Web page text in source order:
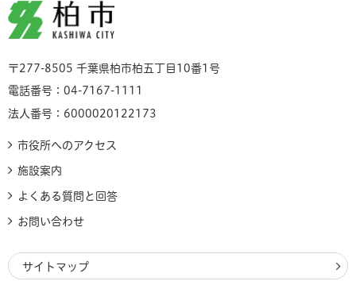
柏市
〒277-8505 千葉県柏市柏五丁目10番1号
電話番号：04-7167-1111
法人番号：6000020122173
市役所へのアクセス
施設案内
よくある質問と回答
お問い合わせ
サイトマップ